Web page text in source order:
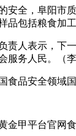
全，阜阳市质
品包括粮食加
人表示，下一
服务人民。（李
品安全领域国
金甲平台官网